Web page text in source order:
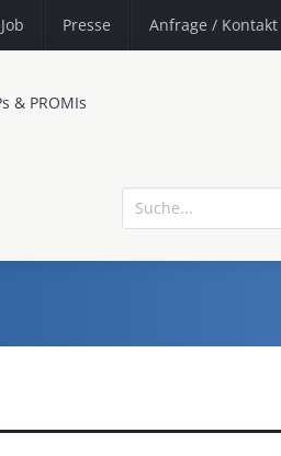
Presse Anfrage / Kontakt
& PROMIs